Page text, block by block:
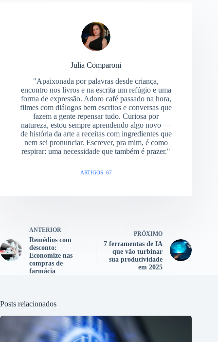
Julia Comparoni
"Apaixonada por palavras desde criança,
encontro nos livros e na escrita um refúgio e uma
forma de expressão. Adoro café passado na hora,
filmes com diálogos bem escritos e conversas que
fazem a gente repensar tudo. Curiosa por
natureza, estou sempre aprendendo algo novo —
de história da arte a receitas com ingredientes que
nem sei pronunciar. Escrever, pra mim, é como
respirar: uma necessidade que também é prazer."
ARTIGOS: 67
ANTERIOR
Remédios com
desconto:
Economize nas
compras de
farmácia
PRÓXIMO
7 ferramentas de IA
que vão turbinar
sua produtividade
em 2025
Posts relacionados